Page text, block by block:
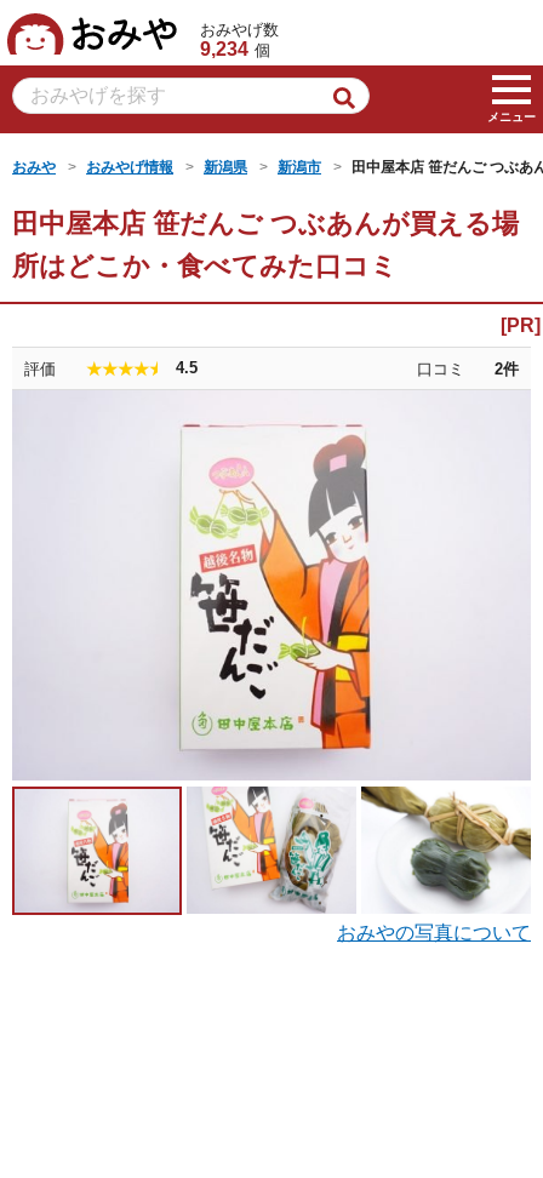
おみや
おみやげ数
9,234 個
メニュー
おみや おみやげ情報 新潟県 新潟市 田中屋本店 笹だんご つぶあ
田中屋本店 笹だんご つぶあんが買える場
所はどこか・食べてみた口コミ
評価 ★★★★★ 4.5 口コミ 2件
おみやの写真について